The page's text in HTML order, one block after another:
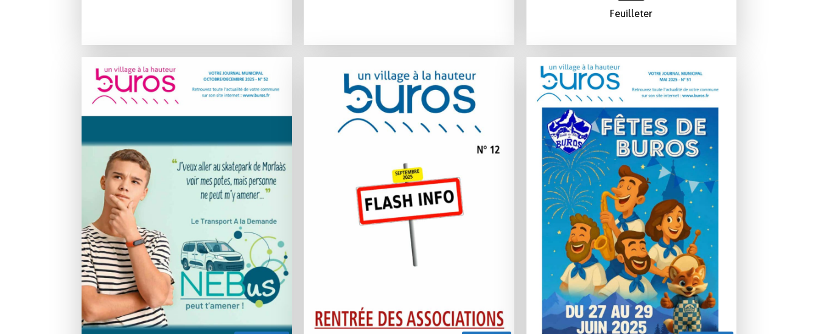
Feuilleter